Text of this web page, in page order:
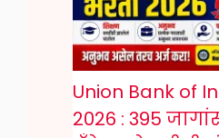
Union Bank of
2026 : 395